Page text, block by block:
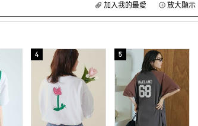
放大顯示
加入我的最愛